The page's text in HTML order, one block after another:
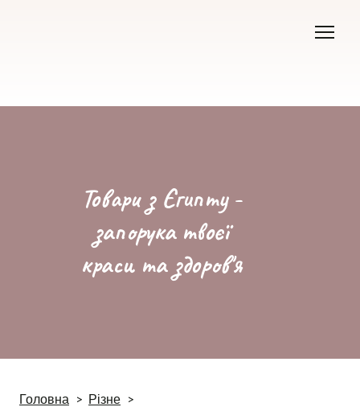
Товари з Єгипту -
запорука твоєї
краси та здоров'я
Головна
Різне